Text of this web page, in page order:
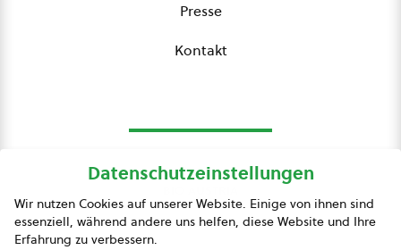
Presse
Kontakt
Presse
Datenschutzeinstellungen
Wir nutzen Cookies auf unserer Website. Einige von ihnen sind
essenziell, während andere uns helfen, diese Website und Ihre
Erfahrung zu verbessern.